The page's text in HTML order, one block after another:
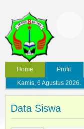
Home Profil
Kamis, 6 Agustus 2026.
Data Siswa